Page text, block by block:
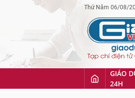
Thứ Năm 06/08/
GIÁO
24H